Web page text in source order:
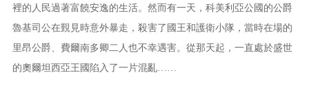
裡的人民過著富饒安逸的生活。然而有一天，科美利亞公國的公爵
魯基司公在覲見時意外暴走，殺害了國王和護衛小隊，當時在場的
里昂公爵、費爾南多卿二人也不幸遇害。從那天起，一直處於盛世
的奧爾坦西亞王國陷入了一片混亂……